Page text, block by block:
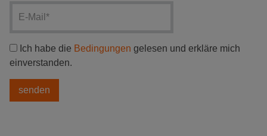
Ich habe die Bedingungen gelesen und erkläre mich
einverstanden.